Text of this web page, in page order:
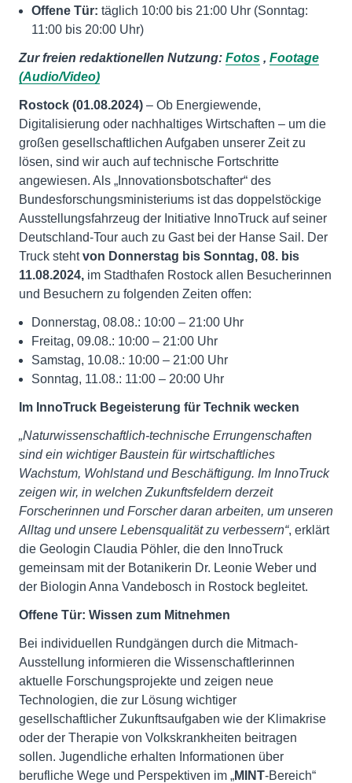
Offene Tür: täglich 10:00 bis 21:00 Uhr (Sonntag:
11:00 bis 20:00 Uhr)
Zur freien redaktionellen Nutzung: Fotos , Footage
(Audio/Video)
Rostock (01.08.2024) – Ob Energiewende,
Digitalisierung oder nachhaltiges Wirtschaften – um die
großen gesellschaftlichen Aufgaben unserer Zeit zu
lösen, sind wir auch auf technische Fortschritte
angewiesen. Als „Innovationsbotschafter“ des
Bundesforschungsministeriums ist das doppelstöckige
Ausstellungsfahrzeug der Initiative InnoTruck auf seiner
Deutschland-Tour auch zu Gast bei der Hanse Sail. Der
Truck stehtvon Donnerstag bis Sonntag, 08. bis
11.08.2024, im Stadthafen Rostock allen Besucherinnen
und Besuchern zu folgenden Zeiten offen:
Donnerstag, 08.08.: 10:00 – 21:00 Uhr
Freitag, 09.08.: 10:00 – 21:00 Uhr
Samstag, 10.08.: 10:00 – 21:00 Uhr
Sonntag, 11.08.: 11:00 – 20:00 Uhr
Im InnoTruck Begeisterung für Technik wecken
„Naturwissenschaftlich-technische Errungenschaften
sind ein wichtiger Baustein für wirtschaftliches
Wachstum, Wohlstand und Beschäftigung. Im InnoTruck
zeigen wir, in welchen Zukunftsfeldern derzeit
Forscherinnen und Forscher daran arbeiten, um unseren
Alltag und unsere Lebensqualität zu verbessern“, erklärt
die Geologin Claudia Pöhler, die den InnoTruck
gemeinsam mit der Botanikerin Dr. Leonie Weber und
der Biologin Anna Vandebosch in Rostock begleitet.
Offene Tür: Wissen zum Mitnehmen
Bei individuellen Rundgängen durch die Mitmach-
Ausstellung informieren die Wissenschaftlerinnen
aktuelle Forschungsprojekte und zeigen neue
Technologien, die zur Lösung wichtiger
gesellschaftlicher Zukunftsaufgaben wie der Klimakrise
oder der Therapie von Volkskrankheiten beitragen
sollen. Jugendliche erhalten Informationen über
berufliche Wege und Perspektiven im „MINT-Bereich“